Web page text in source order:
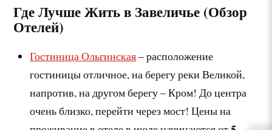
Где Лучше Жить в Завеличье (Обзор
Отелей)
Гостиница Ольгинская– расположение
гостиницы отличное, на берегу реки Великой,
напротив, на другом берегу – Кром! До центра
очень близко, перейти через мост! Цены на